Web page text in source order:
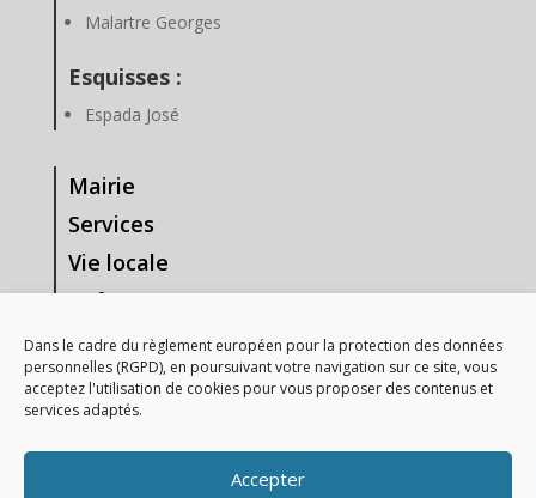
Dans le cadre du règlement européen pour la protection des données
personnelles (RGPD), en poursuivant votre navigation sur ce site, vous
acceptez l'utilisation de cookies pour vous proposer des contenus et
services adaptés.
Accepter
Malartre Georges
Esquisses :
Espada José
Mairie
Services
Vie locale
Enfance & Jeunesse
Tourisme & Loisirs
Vie Associative
—-
Mentions Légales
Gestion des données personnelles